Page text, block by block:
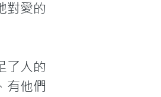
對愛的
了人的
有他們